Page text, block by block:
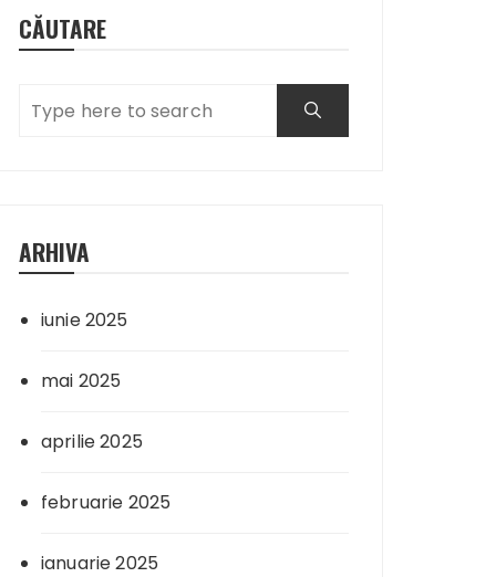
CĂUTARE
ARHIVA
iunie 2025
mai 2025
aprilie 2025
februarie 2025
ianuarie 2025